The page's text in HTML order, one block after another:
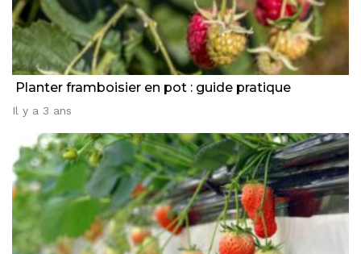
Planter framboisier en pot : guide pratique
Il y a 3 ans